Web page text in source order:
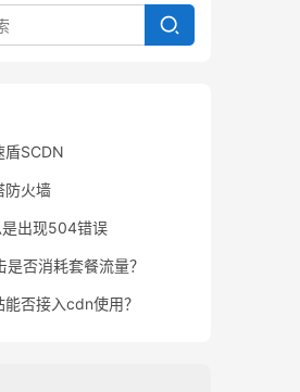
盾SCDN
防火墙
出现504错误
否消耗套餐流量？
否接入cdn使用？